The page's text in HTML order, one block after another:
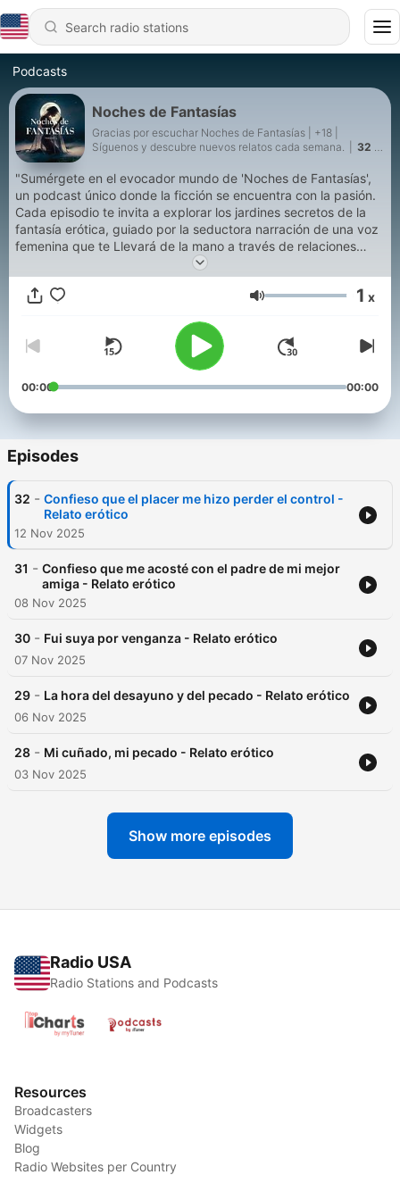
Podcasts
Noches de Fantasías
Gracias por escuchar Noches de Fantasías | +18 |
Síguenos y descubre nuevos relatos cada semana.
32 -
erótico
"Sumérgete en el evocador mundo de 'Noches de Fantasías',
un podcast único donde la ficción se encuentra con la pasión.
Cada episodio te invita a explorar los jardines secretos de la
fantasía erótica, guiado por la seductora narración de una voz
femenina que te Llevará de la mano a través de relaciones
íntimas y estimulantes. Ambientados con música suave y
efectos sonoros cautivadores, estos cuentos están diseñados
para encender la imaginación y celebrar la riqueza del deseo
explorar las dimensiones. Más profundas del deseo, 'Noches
de Fantasías' es tu santuario auditivo para el deleite y la
https://www.spreaker.com/podcast/noches-de-fantasias-
Volume 1 x
00:00 00:00
Episodes
32 - Confieso que el placer me hizo perder el control -
Relato erótico
12 Nov 2025
31 - Confieso que me acosté con el padre de mi mejor
amiga - Relato erótico
08 Nov 2025
30 - Fui suya por venganza - Relato erótico
07 Nov 2025
29 - La hora del desayuno y del pecado - Relato erótico
06 Nov 2025
28 - Mi cuñado, mi pecado - Relato erótico
03 Nov 2025
Show more episodes
Radio USA
Radio Stations and Podcasts
Resources
Broadcasters
Widgets
Blog
Radio Websites per Country